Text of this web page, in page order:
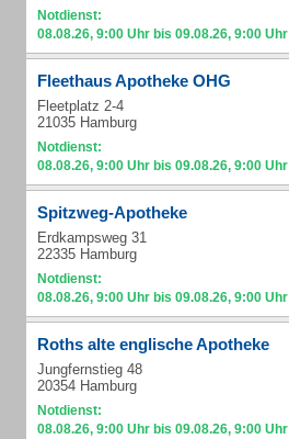
Notdienst:
08.08.26, 9:00 Uhr bis 09.08.26, 9:00 Uhr
Fleethaus Apotheke OHG
Fleetplatz 2-4
21035 Hamburg
Notdienst:
08.08.26, 9:00 Uhr bis 09.08.26, 9:00 Uhr
Spitzweg-Apotheke
Erdkampsweg 31
22335 Hamburg
Notdienst:
08.08.26, 9:00 Uhr bis 09.08.26, 9:00 Uhr
Roths alte englische Apotheke
Jungfernstieg 48
20354 Hamburg
Notdienst:
08.08.26, 9:00 Uhr bis 09.08.26, 9:00 Uhr